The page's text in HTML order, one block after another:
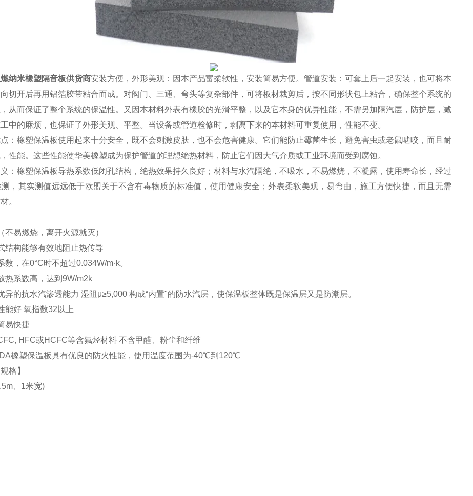
纳米橡塑隔音板供货商安装方便，外形美观：因本产品富柔软性，安装简易方便。管道安装：可套上后一起安装，也可将本
切开后再用铝箔胶带粘合而成。对阀门、三通、弯头等复杂部件，可将板材裁剪后，按不同形状包上粘合，确保整个系统的
从而保证了整个系统的保温性。又因本材料外表有橡胶的光滑平整，以及它本身的优异性能，不需另加隔汽层，防护层，减
中的麻烦，也保证了外形美观、平整。当设备或管道检修时，剥离下来的本材料可重复使用，性能不变。
：橡塑保温板使用起来十分安全，既不会刺激皮肤，也不会危害健康。它们能防止霉菌生长，避免害虫或老鼠啮咬，而且耐
性能。这些性能使华美橡塑成为保护管道的理想绝热材料，防止它们因大气介质或工业环境而受到腐蚀。
：橡塑保温板导热系数低闭孔结构，绝热效果持久良好；材料与水汽隔绝，不吸水，不易燃烧，不凝露，使用寿命长，经过
测，其实测值远远低于欧盟关于不含有毒物质的标准值，使用健康安全；外表柔软美观，易弯曲，施工方便快捷，而且无需
。
不易燃烧，离开火源就灭）
结构能够有效地阻止热传导
数，在0°C时不超过0.034W/m·k。
热系数高，达到9W/m2k
异的抗水汽渗透能力 湿阻μ≥5,000 构成“内置"的防水汽层，使保温板整体既是保温层又是防潮层。
能好 氧指数32以上
易快捷
HFC或HCFC等含氟烃材料 不含甲醛、粉尘和纤维
橡塑保温板具有优良的防火性能，使用温度范围为-40℃到120℃
格】
、1米宽)